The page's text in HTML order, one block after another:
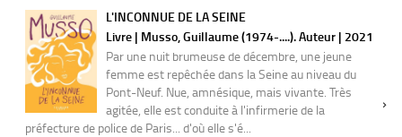
L'INCONNUE DE LA SEINE
Livre | Musso, Guillaume (1974-....). Auteur | 2021
Par une nuit brumeuse de décembre, une jeune
femme est repêchée dans la Seine au niveau du
Pont-Neuf. Nue, amnésique, mais vivante. Très
agitée, elle est conduite à l'infirmerie de la
préfecture de police de Paris... d'où elle s'é...